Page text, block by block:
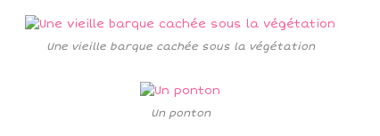
Une vieille barque cachée sous la végétation
Un ponton